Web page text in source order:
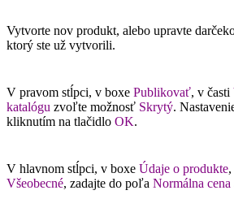
Ako
plugin
Vytvorte nov produkt, alebo upravte
ktorý ste už vytvorili.
V pravom stĺpci, v boxe Publikovať, v časti
katalógu zvoľte možnosť Skrytý.
kliknutím na tlačidlo OK.
V hlavnom stĺpci, v boxe Údaje o produkte
Všeobecné, zadajte do poľa Normálna cena